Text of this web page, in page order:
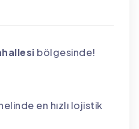
bölgesinde!
en hızlı lojistik